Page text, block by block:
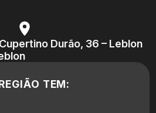
Durão, 36 – Leblon
TEM: